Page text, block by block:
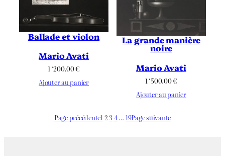
Ballade et violon
Mario Avati
1 ‘200.00€
Ajouter au panier
La grande manière
noire
Mario Avati
1 ‘500.00€
Ajouter au panier
Page précédente1 23 4… 19Page suivante